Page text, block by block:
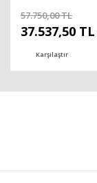
57.750,00 TL
37.537,50 TL
Karşılaştır